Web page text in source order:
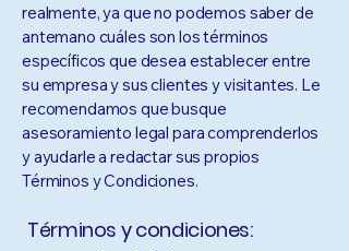
realmente, ya que no podemos saber de
antemano cuáles son los términos
específicos que desea establecer entre
su empresa y sus clientes y visitantes. Le
recomendamos que busque
asesoramiento legal para comprenderlos
y ayudarle a redactar sus propios
Términos y Condiciones.
Términos y condiciones: